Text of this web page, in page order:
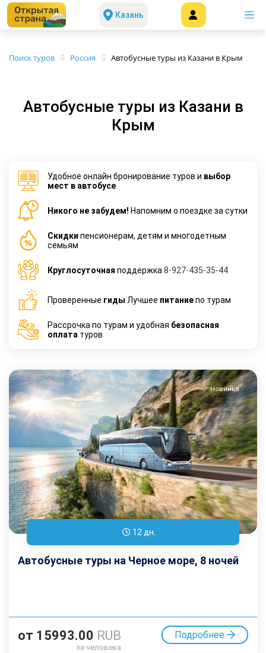
Казань
Поиск туров Россия Автобусные туры из Казани в Крым
Автобусные туры из Казани в
Крым
Удобное онлайн бронирование туров и выбор
мест в автобусе
Никого не забудем! Напомним о поездке за сутки
Cкидки пенсионерам, детям и многодетным
семьям
Круглосуточная поддержка 8-927-435-35-44
Проверенные гиды Лучшее питаниепо турам
Рассрочка по турам и удобная безопасная
оплата туров
Новинка
12 дн.
Автобусные туры на Черное море, 8 ночей
от 15993.00 RUB
за человека
Подробнее